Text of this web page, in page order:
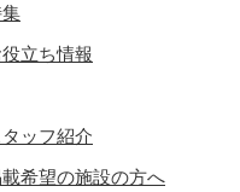
立ち情報
タッフ紹介
希望の施設の方へ